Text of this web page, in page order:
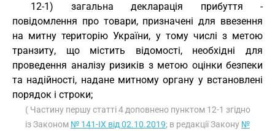
12-1) загальна декларація прибуття -
повідомлення про товари, призначені для ввезення
на митну територію України, у тому числі з метою
транзиту, що містить відомості, необхідні для
проведення аналізу ризиків з метою оцінки безпеки
та надійності, надане митному органу у встановлені
порядок і строки;
( Частину першу статті 4 доповнено пунктом 12-1 згідно
із Законом № 141-IX від 02.10.2019; в редакції Закону №